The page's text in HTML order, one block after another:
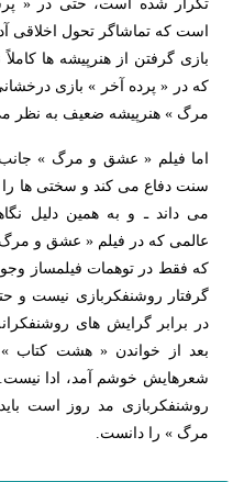
تكرار شده است، حتی در «
است كه تماشاگر تحول اخلاقی
بازی گرفتن از هنرپیشه ها
كه در « پرده آخر » بازی
مرگ » هنرپیشه ضعیف به نظر
اما فیلم « عشق و مرگ »
سنت دفاع می كند و سختی ها را
می داند ـ و به همین دلیل
عالمی كه در فیلم « عشق و
كه فقط در توهمات فیلمساز
گرفتار روشنفكربازی نیست و
در برابر گرایش های
بعد از خواندن « هشت كتاب
شعرهایش خوشم آمد، ادا
روشنفكربازی مد روز است
مرگ » را دانست.